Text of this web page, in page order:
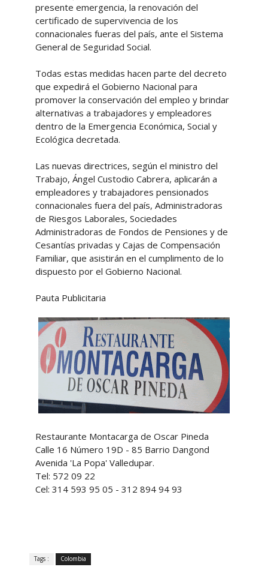
presente emergencia, la renovación del
certificado de supervivencia de los
connacionales fueras del país, ante el Sistema
General de Seguridad Social.
Todas estas medidas hacen parte del decreto
que expedirá el Gobierno Nacional para
promover la conservación del empleo y brindar
alternativas a trabajadores y empleadores
dentro de la Emergencia Económica, Social y
Ecológica decretada.
Las nuevas directrices, según el ministro del
Trabajo, Ángel Custodio Cabrera, aplicarán a
empleadores y trabajadores pensionados
connacionales fuera del país, Administradoras
de Riesgos Laborales, Sociedades
Administradoras de Fondos de Pensiones y de
Cesantías privadas y Cajas de Compensación
Familiar, que asistirán en el cumplimento de lo
dispuesto por el Gobierno Nacional.
Pauta Publicitaria
Restaurante Montacarga de Oscar Pineda
Calle 16 Número 19D - 85 Barrio Dangond
Avenida 'La Popa' Valledupar.
Tel: 572 09 22
Cel: 314 593 95 05 - 312 894 94 93
Tags : Colombia